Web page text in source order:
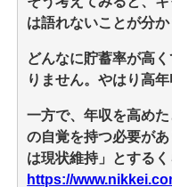
は語れないことが分か
どんなに貯蓄率が高
りません。やはり高
一方で、年収を高め
の自覚を持つ必要が
は現状維持」とする
https://